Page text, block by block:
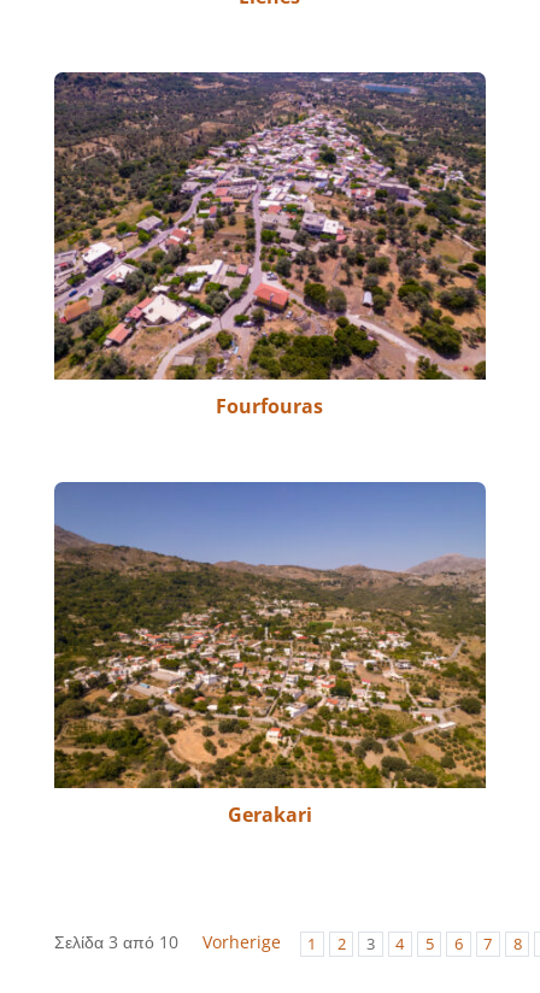
Fourfouras
Gerakari
Σελίδα 3 από 10 Vorherige 1 2 3 4 5 6 7 8